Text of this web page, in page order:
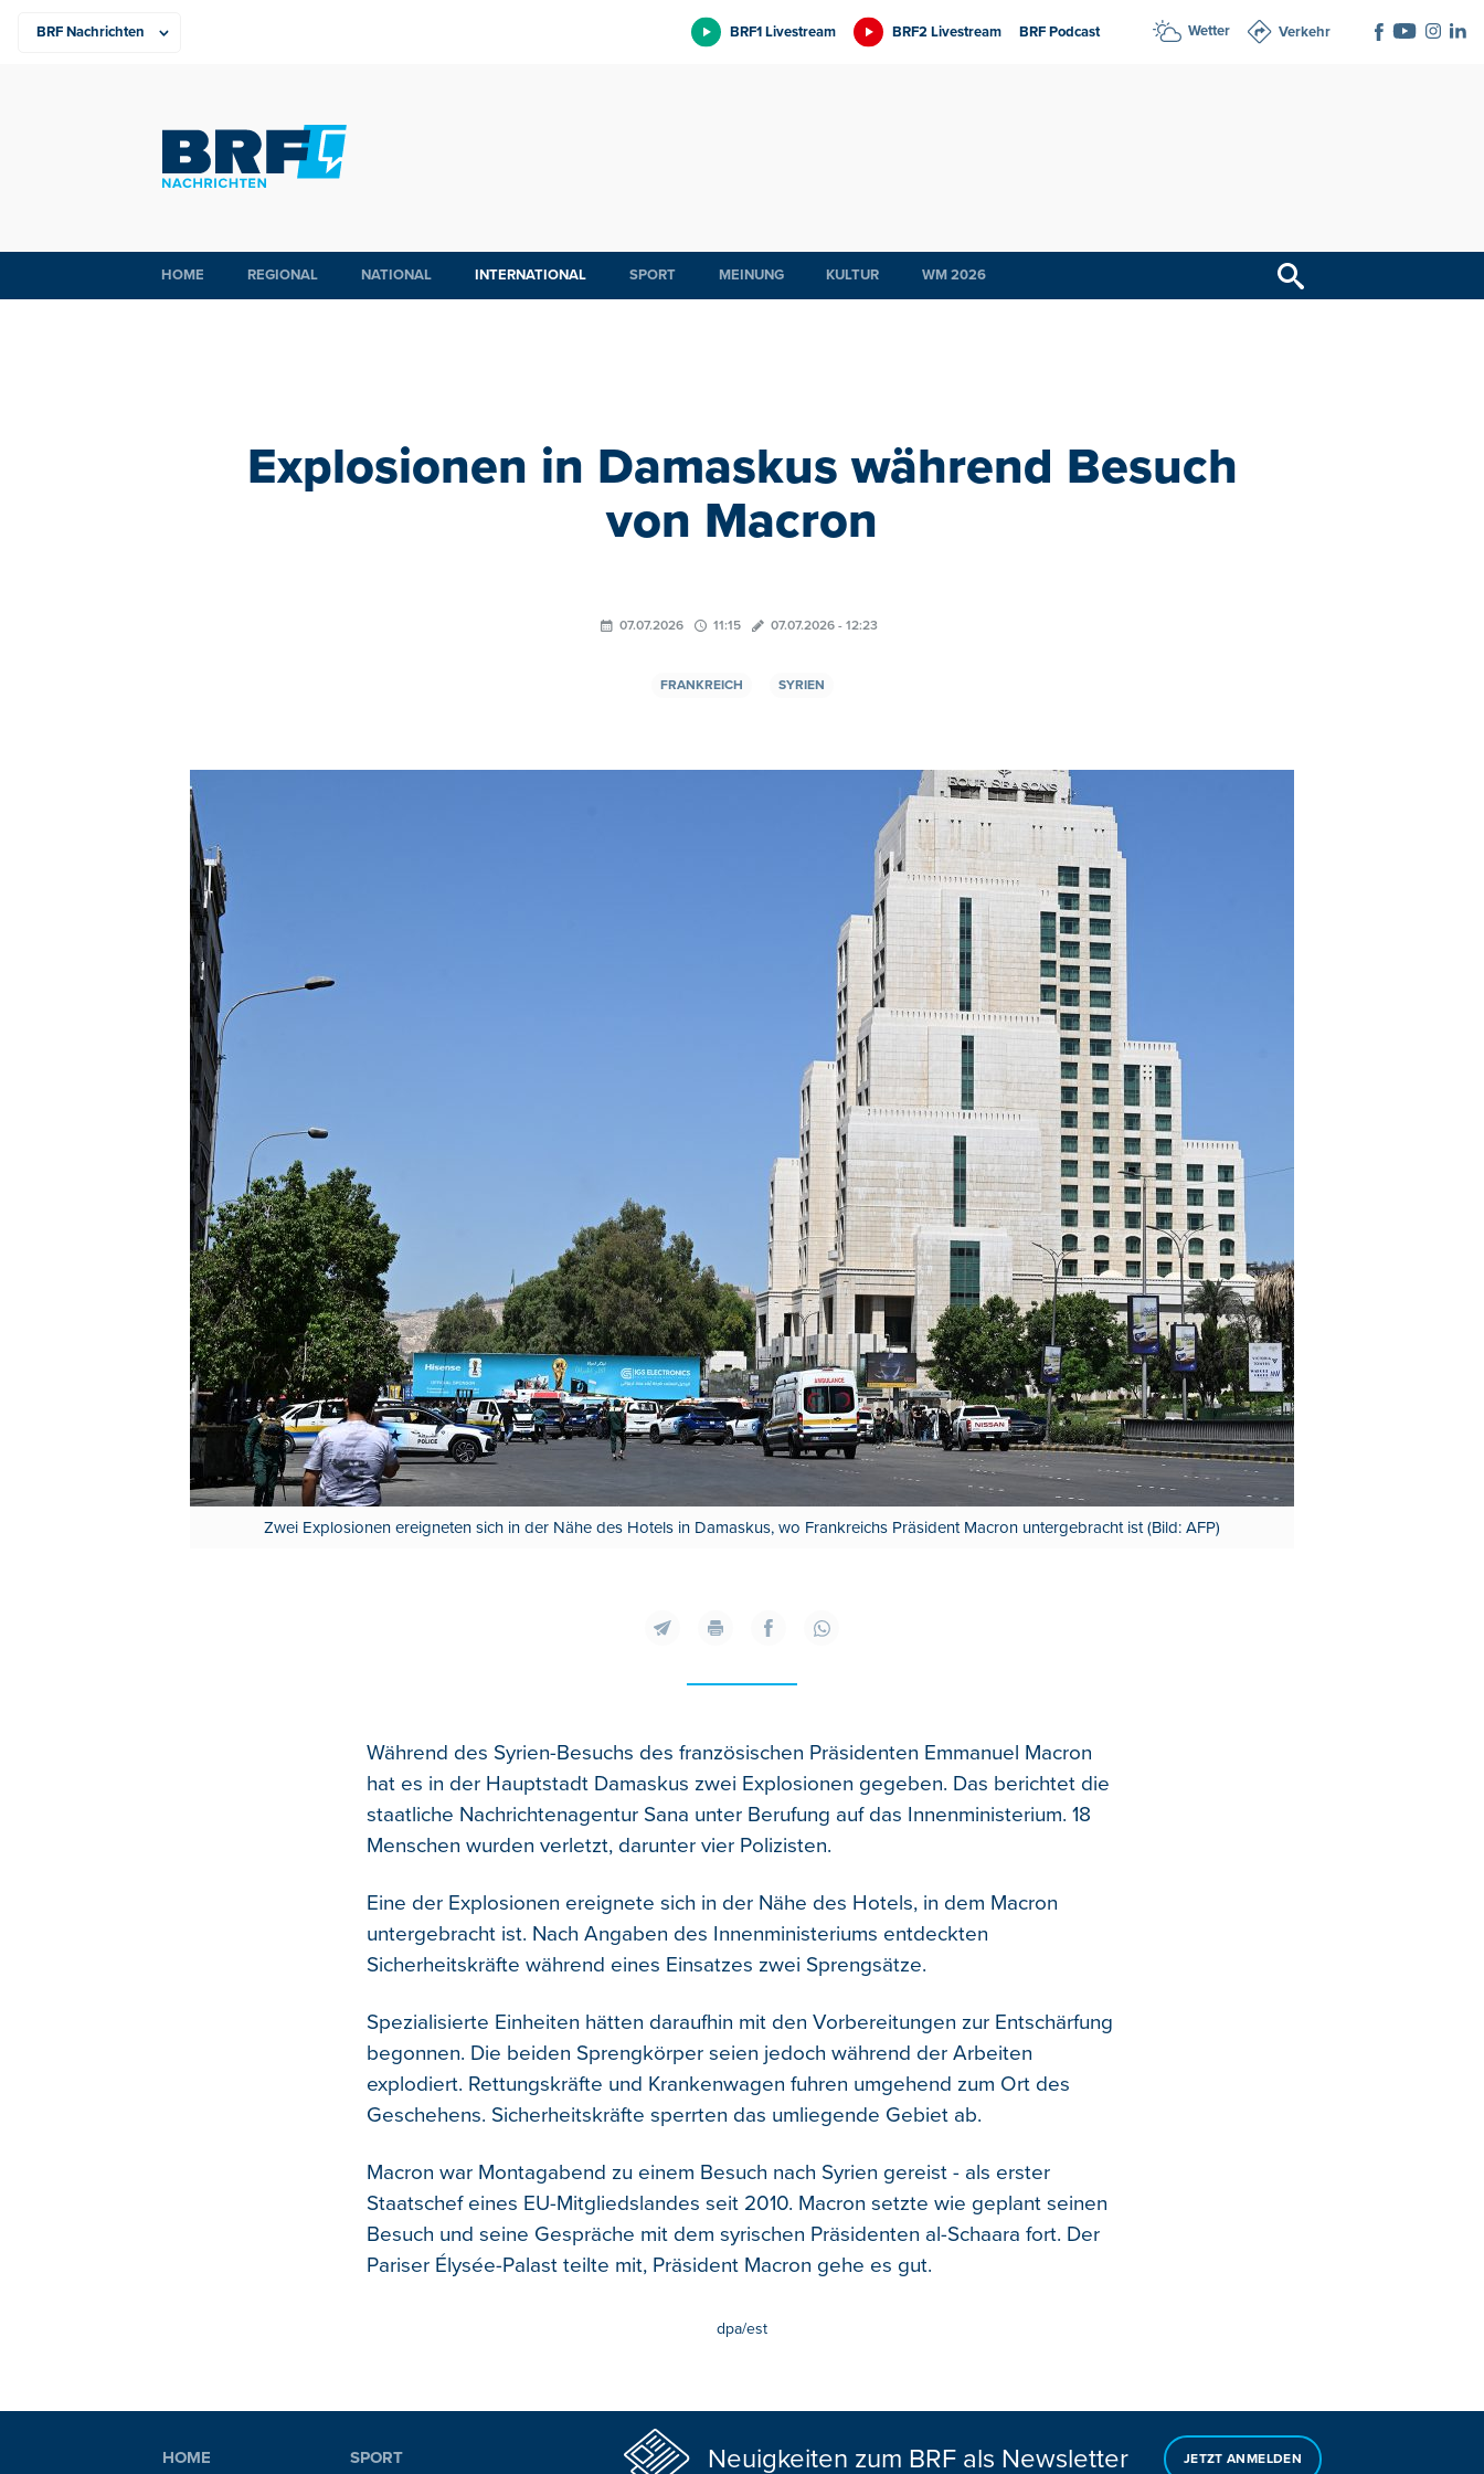
BRF1 Livestream BRF2 Livestream BRF Podcast Wetter Verkehr
HOME REGIONAL NATIONAL INTERNATIONAL SPORT MEINUNG KULTUR WM 2026
Explosionen in Damaskus während Besuch
von Macron
07.07.2026 11:15 07.07.2026 - 12:23
FRANKREICH SYRIEN
Zwei Explosionen ereigneten sich in der Nähe des Hotels in Damaskus, wo Frankreichs Präsident Macron untergebracht ist (Bild: AFP)
Während des Syrien-Besuchs des französischen Präsidenten Emmanuel Macron
hat es in der Hauptstadt Damaskus zwei Explosionen gegeben. Das berichtet die
staatliche Nachrichtenagentur Sana unter Berufung auf das Innenministerium. 18
Menschen wurden verletzt, darunter vier Polizisten.
Eine der Explosionen ereignete sich in der Nähe des Hotels, in dem Macron
untergebracht ist. Nach Angaben des Innenministeriums entdeckten
Sicherheitskräfte während eines Einsatzes zwei Sprengsätze.
Spezialisierte Einheiten hätten daraufhin mit den Vorbereitungen zur Entschärfung
begonnen. Die beiden Sprengkörper seien jedoch während der Arbeiten
explodiert. Rettungskräfte und Krankenwagen fuhren umgehend zum Ort des
Geschehens. Sicherheitskräfte sperrten das umliegende Gebiet ab.
Macron war Montagabend zu einem Besuch nach Syrien gereist - als erster
Staatschef eines EU-Mitgliedslandes seit 2010. Macron setzte wie geplant seinen
Besuch und seine Gespräche mit dem syrischen Präsidenten al-Schaara fort. Der
Pariser Élysée-Palast teilte mit, Präsident Macron gehe es gut.
dpa/est
HOME
SPORT
Neuigkeiten zum BRF als Newsletter JETZT ANMELDEN